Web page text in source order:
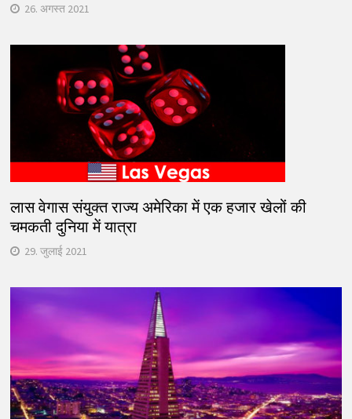
26. अगस्त 2021
लास वेगास संयुक्त राज्य अमेरिका में एक हजार खेलों की
चमकती दुनिया में यात्रा
29. जुलाई 2021